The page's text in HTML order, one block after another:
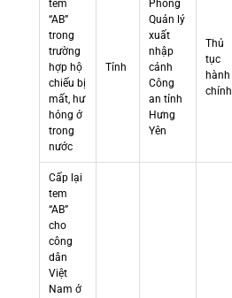
tem
“AB”
trong
trường
hợp hộ
chiếu bị
mất, hư
hỏng ở
trong
nước
Tỉnh
Phòng
Quản lý
xuất
nhập
cảnh
Công
an tỉnh
Hưng
Yên
Thủ
tục
hành
chính
Cấp lại
tem
“AB”
cho
công
dân
Việt
Nam ở